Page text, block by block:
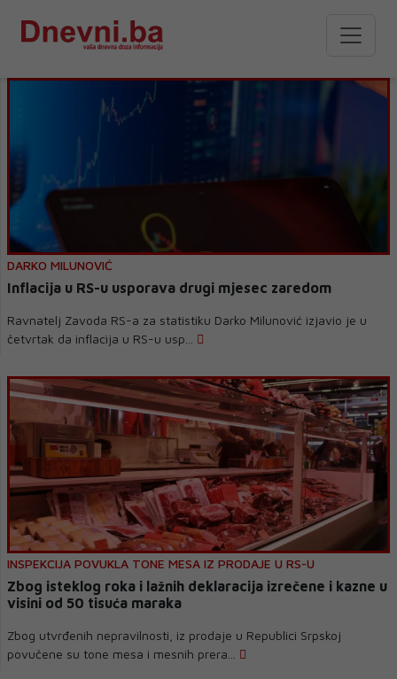
DARKO MILUNOVIĆ
Inflacija u RS-u usporava drugi mjesec zaredom
Ravnatelj Zavoda RS-a za statistiku Darko Milunović izjavio je u
četvrtak da inflacija u RS-u usp...
INSPEKCIJA POVUKLA TONE MESA IZ PRODAJE U RS-U
Zbog isteklog roka i lažnih deklaracija izrečene i kazne u
visini od 50 tisuća maraka
Zbog utvrđenih nepravilnosti, iz prodaje u Republici Srpskoj
povučene su tone mesa i mesnih prera...